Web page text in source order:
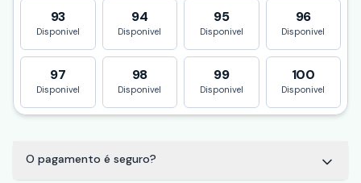
93
Disponivel
94
Disponivel
95
Disponivel
96
Disponivel
97
Disponivel
98
Disponivel
99
Disponivel
100
Disponivel
O pagamento é seguro?